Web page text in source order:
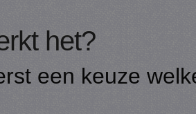
het?
een keuze